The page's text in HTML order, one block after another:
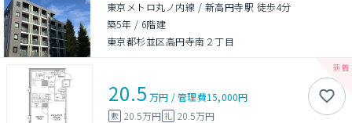
東京メトロ丸ノ内線 / 新高円寺駅 徒歩4分
築5年 / 6階建
東京都杉並区高円寺南２丁目
20.5 万円 /管理費15,000円
敷 20.5万円 礼 20.5万円